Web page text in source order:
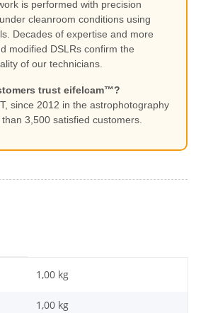
is performed with precision
cleanroom conditions using
Decades of expertise and more
modified DSLRs confirm the
of our technicians.
trust eifelcam™?
since 2012 in the astrophotography
3,500 satisfied customers.
1,00 kg
1,00 kg